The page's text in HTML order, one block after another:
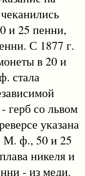
и 25 пенни,
С 1877 г.
в 20 и
стала
герб со львом
указана
М. ф., 50 и 25
никеля и
- из меди.